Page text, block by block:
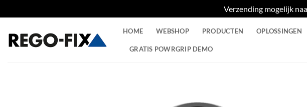
Verzending mogelijk
naar
inhoud
HOME WEBSHOP PRODUCTEN OPLOSSINGEN
GRATIS POWRGRIP DEMO